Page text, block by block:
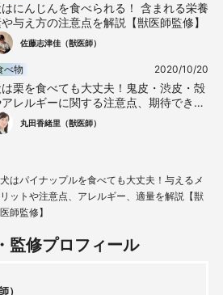
にんじんを食べられる！ 含まれる栄養
与え方の注意点を解説【獣医師監修】
佐藤志津佳（獣医師）
べ物 2020/10/20
栗を食べても大丈夫！鬼皮・渋皮・殻
レルギーに関する注意点、期待できる
康面での効果について解説【獣医師監
丸田香緒里（獣医師）
犬はパイナップルを食べても大丈夫！与えるメ
リットや注意点、アレルギー、適量を解説【獣
医師監修】
監修プロフィール
）